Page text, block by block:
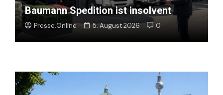
Baumann Spedition ist insolvent
Presse.Online 5. August 2026 0